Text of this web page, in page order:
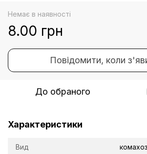
Немає в наявності
8.00 грн
Повідомити, коли
До обраного
Характеристики
Вид